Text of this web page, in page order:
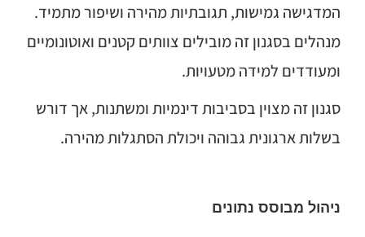
המדגישה גמישות, תגובתיות מהירה ושיפור מתמיד.
מנהלים בסגנון זה מובילים צוותים קטנים ואוטונומיים
ומעודדים למידה מטעויות.
סגנון זה מצוין בסביבות דינמיות ומשתנות, אך דורש
בשלות ארגונית גבוהה ויכולת הסתגלות מהירה.
ניהול מבוסס נתונים